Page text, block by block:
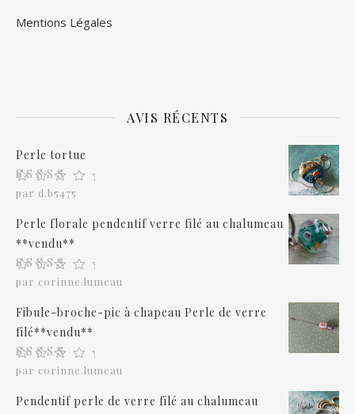
Mentions Légales
AVIS RÉCENTS
Perle tortue
Note 5sur 5
par d.b5475
Perle florale pendentif verre filé au chalumeau
**vendu**
Note5sur 5
par corinne.lumeau
Fibule-broche-pic à chapeau Perle de verre
filé**vendu**
Note5sur 5
par corinne.lumeau
Pendentif perle de verre filé au chalumeau